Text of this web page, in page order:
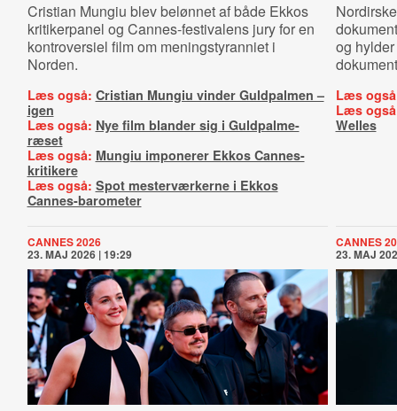
Cristian Mungiu blev belønnet af både Ekkos
kritikerpanel og Cannes-festivalens jury for en
kontroversiel film om meningstyranniet i
Norden.
Læs også: Cristian Mungiu vinder Guldpalmen –
igen
Læs også: Nye film blander sig i Guldpalme-
ræset
Læs også: Mungiu imponerer Ekkos Cannes-
kritikere
Læs også: Spot mesterværkerne i Ekkos
Cannes-barometer
og
Læs
Læs
Welles
CANNES 2026
23. MAJ 2026 | 19:29
CANNES
23. MAJ